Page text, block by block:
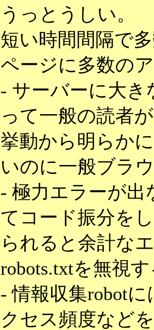
うっとうしい。
短い時間間隔で
ページに多数の
- サーバーに大き
って一般の読者
挙動から明らか
いのに一般ブラ
- 極力エラーが
てコード振分を
られると余計な
robots.txtを無視
- 情報収集robot
クセス頻度など